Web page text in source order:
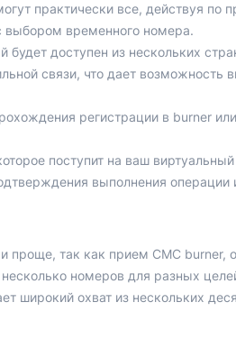
практически все, действуя по
выбором временного номера.
доступен из нескольких
связи, что дает возможность
регистрации в burner
поступит на ваш
выполнения операции
проще, так как прием СМС burner,
номеров для разных
широкий охват из нескольких